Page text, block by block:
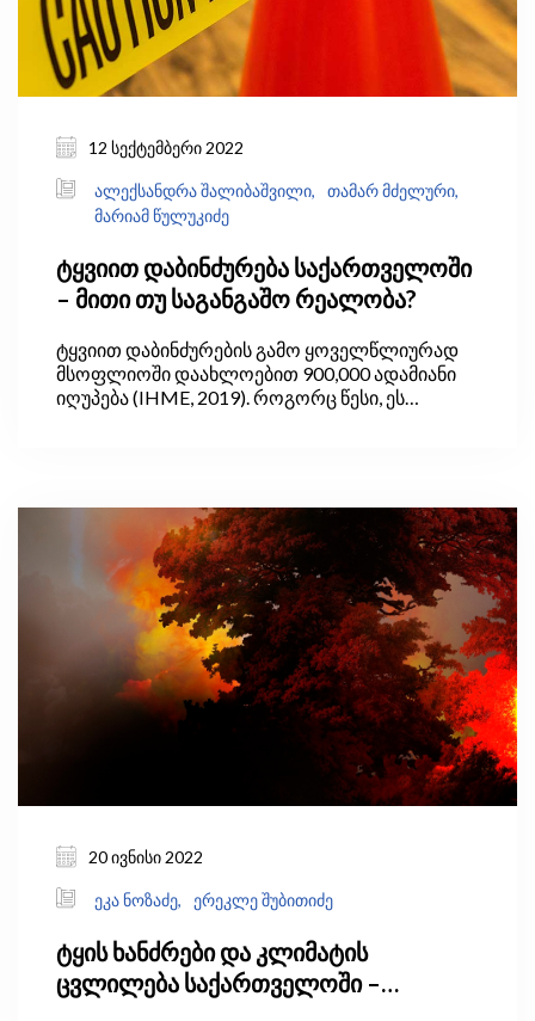
12 სექტემბერი 2022
ალექსანდრა შალიბაშვილი,
თამარ მძელური,
მარიამ წულუკიძე
ტყვიით დაბინძურება საქართველოში
– მითი თუ საგანგაშო რეალობა?
ტყვიით დაბინძურების გამო ყოველწლიურად
მსოფლიოში დაახლოებით 900,000 ადამიანი
იღუპება (IHME, 2019). როგორც წესი, ეს
სათანადოდ არ კონტროლდება.
20 ივნისი 2022
ეკა ნოზაძე, ერეკლე შუბითიძე
ტყის ხანძრები და კლიმატის
ცვლილება საქართველოში –